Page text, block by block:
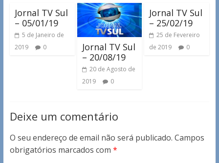
Jornal TV Sul
– 05/01/19
5 de Janeiro de
2019
0
Jornal TV Sul
– 20/08/19
20 de Agosto de
2019
0
Jornal TV Sul
– 25/02/19
25 de Fevereiro
de 2019
0
Deixe um comentário
O seu endereço de email não será publicado. Campos
obrigatórios marcados com *